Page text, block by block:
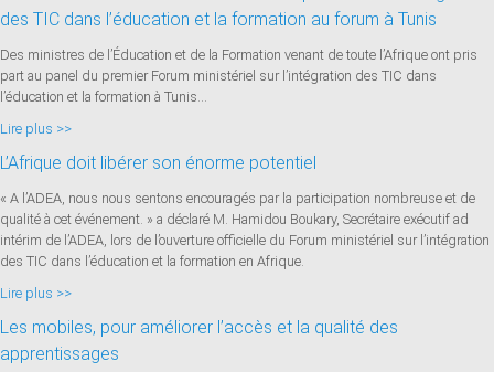
des TIC dans l’éducation et la formation au forum à Tunis
Des ministres de l’Éducation et de la Formation venant de toute l’Afrique ont pris
part au panel du premier Forum ministériel sur l’intégration des TIC dans
l’éducation et la formation à Tunis...
Lire plus >>
L’Afrique doit libérer son énorme potentiel
« A l’ADEA, nous nous sentons encouragés par la participation nombreuse et de
qualité à cet événement. » a déclaré M. Hamidou Boukary, Secrétaire exécutif ad
intérim de l’ADEA, lors de l’ouverture officielle du Forum ministériel sur l’intégration
des TIC dans l’éducation et la formation en Afrique.
Lire plus >>
Les mobiles, pour améliorer l’accès et la qualité des
apprentissages